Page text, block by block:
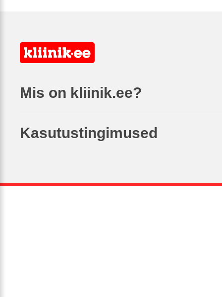
Mis on kliinik.ee?
Kasutustingimused